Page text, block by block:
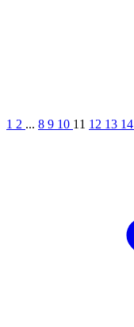
1 2 ... 8 9 10 11 12 13 14